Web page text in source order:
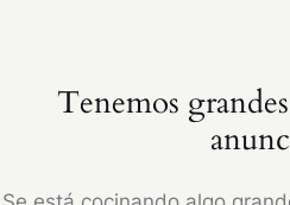
Tenemos